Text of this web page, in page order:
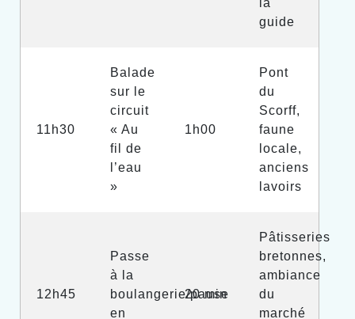
la
guide
11h30
Balade
sur le
circuit
« Au
fil de
l’eau
»
1h00
Pont
du
Scorff,
faune
locale,
anciens
lavoirs
12h45
Passe
à la
boulangerie/pause
en
20 min
Pâtisseries
bretonnes,
ambiance
du
marché